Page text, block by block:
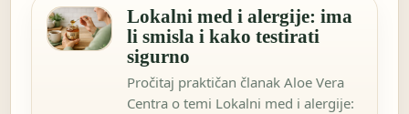
Lokalni med i alergije: ima
li smisla i kako testirati
sigurno
Pročitaj praktičan članak Aloe Vera
Centra o temi Lokalni med i alergije: